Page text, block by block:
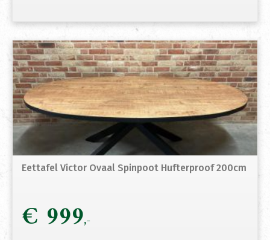
Eettafel Victor Ovaal Spinpoot Hufterproof 200cm
€ 999